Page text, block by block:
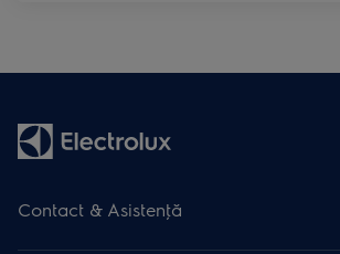
Contact & Asistenţă